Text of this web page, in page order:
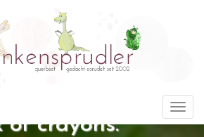
using the whole
of crayons."